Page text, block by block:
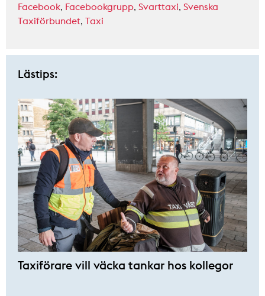
Facebook, Facebookgrupp, Svarttaxi, Svenska
Taxiförbundet, Taxi
Lästips:
Taxiförare vill väcka tankar hos kollegor